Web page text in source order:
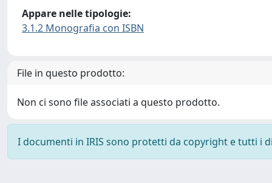
Appare nelle tipologie:
3.1.2 Monografia con ISBN
File in questo prodotto:
Non ci sono file associati a questo prodotto.
I documenti in IRIS sono protetti da copyright e tutti i